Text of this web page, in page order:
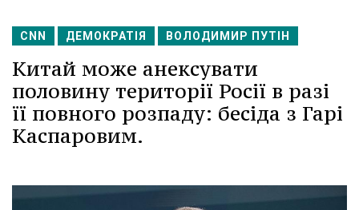
CNN ДЕМОКРАТІЯ ВОЛОДИМИР ПУТІН
Китай може анексувати
половину території Росії в разі
її повного розпаду: бесіда з Гарі
Каспаровим.